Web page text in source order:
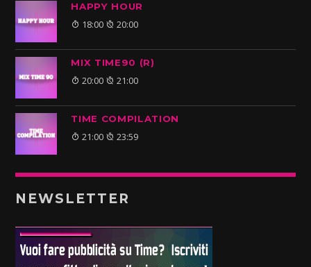
HAPPY HOUR
18:00 20:00
MIX TIME90 (R)
20:00 21:00
TIME COMPILATION
21:00 23:59
NEWSLETTER